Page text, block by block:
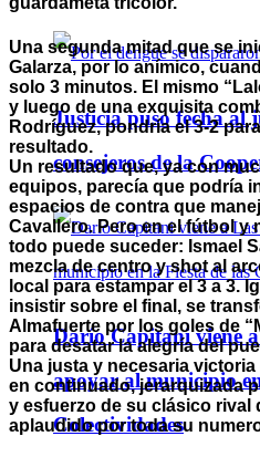
Justicia puso fecha al
consejeros de la
Darío Capitani viene
apoyar al municipio
Colectividades
Una segunda mitad que se
Galarza, por lo anímico,
solo 3 minutos. El mismo
y luego de una exquisita
Rodríguez, pondría el 3-2
resultado.
Un resultado que, ya con
equipos, parecía que podría
espacios de contra que
Cavallero. Pero en el fútbol y
todo puede suceder: Ismael
mezcla de centro y shot al
local para estampar el 3 a 3.
insistir sobre el final, se
Almafuerte por los goles de
para desatar la alegría del
Una justa y necesaria
en continuado, jerarquizada
y esfuerzo de su clásico rival
aplaudido por toda su